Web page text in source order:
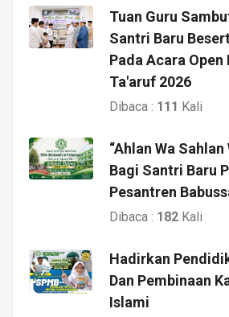
Tuan Guru
Santri Baru
Pada Acara Open
Ta'aruf 2026
Dibaca : 111 Kali
“Ahlan Wa
Bagi Santri Baru
Pesantren
Dibaca : 182 Kali
Hadirkan
Dan Pembinaan
Islami